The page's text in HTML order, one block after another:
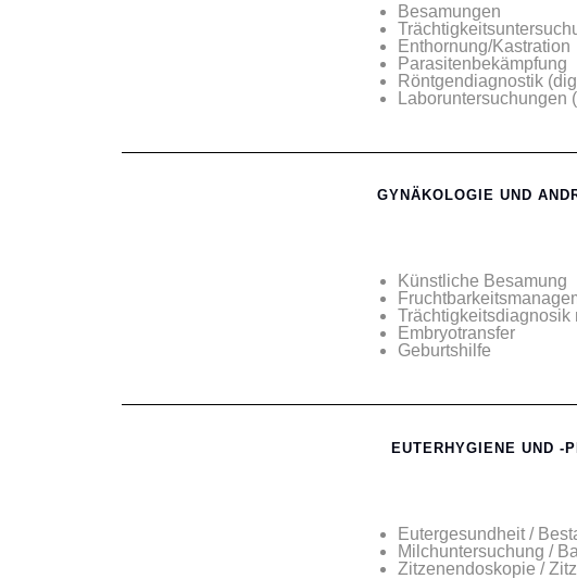
Besamungen
Enthornung/Kastration
Parasitenbekämpfung
Röntgendiagnostik
Laboruntersuchungen
GYNÄKOLOGIE UND
Künstliche Besamung
Trächtigkeitsdiagnosik
Embryotransfer
Geburtshilfe
EUTERHYGIENE UND -
Eutergesundheit /
Milchuntersuchung /
Zitzenendoskopie /